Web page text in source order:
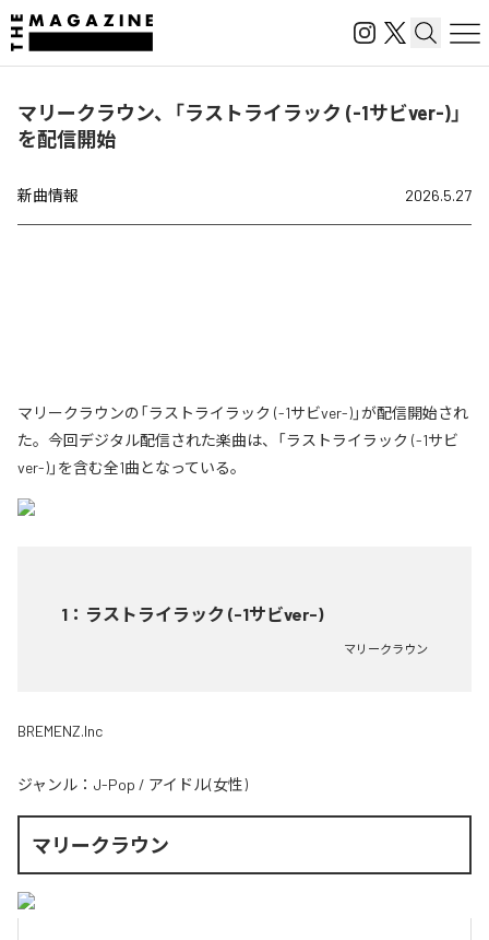
マリークラウン、「ラストライラック (-1サビver-)」
を配信開始
新曲情報 2026.5.27
マリークラウンの「ラストライラック (-1サビver-)」が配信開始され
た。今回デジタル配信された楽曲は、「ラストライラック (-1サビ
ver-)」を含む全1曲となっている。
1 ： ラストライラック (-1サビver-)
マリークラウン
BREMENZ.Inc
ジャンル： J-Pop / アイドル(女性)
マリークラウン